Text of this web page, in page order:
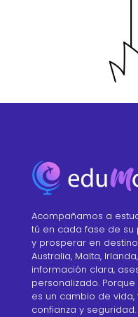
Acompañamos a
tú en cada fase de
y prosperar en
Australia, Malta,
información clara,
personalizado.
es un cambio de
confianza y seguridad.